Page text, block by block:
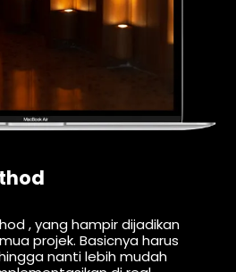
, yang hampir dijadikan
projek. Basicnya harus
nanti lebih mudah